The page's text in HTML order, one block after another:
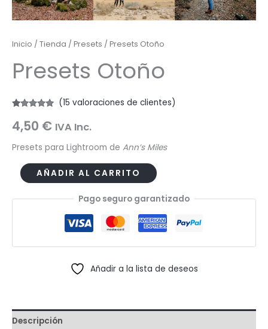
Inicio / Tienda / Presets / Presets Otoño
Presets Otoño
con5.00 de
5 en base
valoraciones
de clientes
(15 valoraciones de clientes)
4,50 € IVA Inc.
Presets para Lightroom de Ann’s Miles
Presets
Otoño
cantidad
AÑADIR AL CARRITO
Pago seguro garantizado
Añadir a la lista de deseos
Descripción